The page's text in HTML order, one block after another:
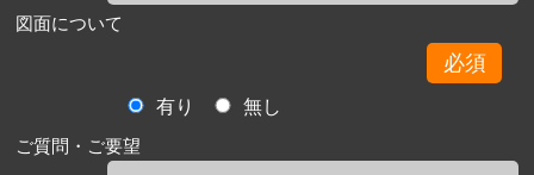
図面について
必須
有り
無し
ご質問・ご要望